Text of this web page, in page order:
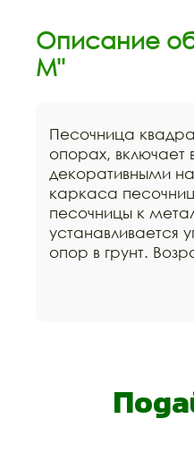
Описание
M"
Песочница
опорах, включает
декоративными
каркаса
песочницы к
устанавливается
опор в грунт.